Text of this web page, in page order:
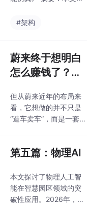
景正突破传统技术边
术。未来，3D生成式A
I、
从L1到L5的成熟度演进
前技术已超越基础可视
化（L1），向具备IoT实
时交互（L2）、AI预测
4）能力的深水区发
展。典型案例显示，城
市级CIM平台、精细化
界，融合游戏引擎、物
术。未来，3D生成式A
I、
#架构
蔚来终于想明白
怎么赚钱了？看
式，才知道换电
有多重要
但从蔚来近年的布局来
看，它想做的并不只是
“造车卖车”，而是一套
的商业系统。如果蔚来
平台、芯片或者研发能
力能够向合作伙伴开
放，它就可能从一家单
第五篇：物理AI
本文探讨了物理人工智
能在智慧园区领域的突
破性应用。2026年，全